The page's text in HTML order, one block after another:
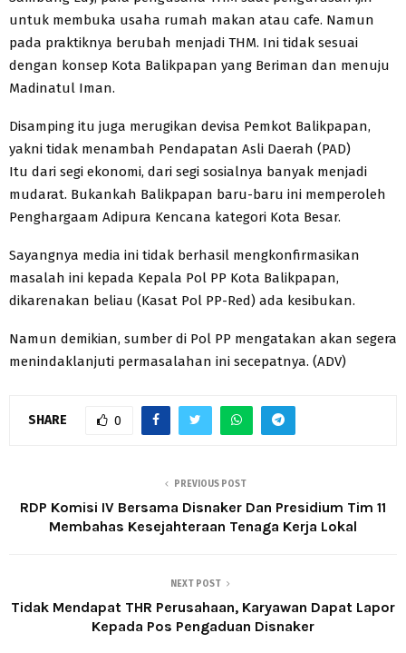
untuk membuka usaha rumah makan atau cafe. Namun
pada praktiknya berubah menjadi THM. Ini tidak sesuai
dengan konsep Kota Balikpapan yang Beriman dan menuju
Madinatul Iman.
Disamping itu juga merugikan devisa Pemkot Balikpapan,
yakni tidak menambah Pendapatan Asli Daerah (PAD)
Itu dari segi ekonomi, dari segi sosialnya banyak menjadi
mudarat. Bukankah Balikpapan baru-baru ini memperoleh
Penghargaam Adipura Kencana kategori Kota Besar.
Sayangnya media ini tidak berhasil mengkonfirmasikan
masalah ini kepada Kepala Pol PP Kota Balikpapan,
dikarenakan beliau (Kasat Pol PP-Red) ada kesibukan.
Namun demikian, sumber di Pol PP mengatakan akan segera
menindaklanjuti permasalahan ini secepatnya. (ADV)
SHARE 0
PREVIOUS POST
RDP Komisi IV Bersama Disnaker Dan Presidium Tim 11
Membahas Kesejahteraan Tenaga Kerja Lokal
NEXT POST
Tidak Mendapat THR Perusahaan, Karyawan Dapat Lapor
Kepada Pos Pengaduan Disnaker